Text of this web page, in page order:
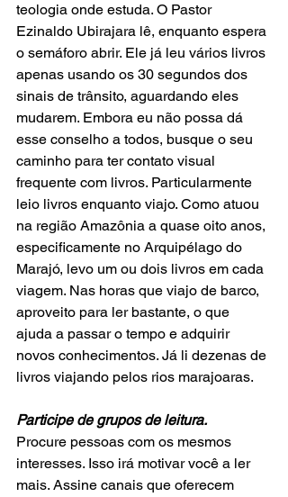
teologia onde estuda. O Pastor
Ezinaldo Ubirajara lê, enquanto espera
o semáforo abrir. Ele já leu vários livros
apenas usando os 30 segundos dos
sinais de trânsito, aguardando eles
mudarem. Embora eu não possa dá
esse conselho a todos, busque o seu
caminho para ter contato visual
frequente com livros. Particularmente
leio livros enquanto viajo. Como atuou
na região Amazônia a quase oito anos,
especificamente no Arquipélago do
Marajó, levo um ou dois livros em cada
viagem. Nas horas que viajo de barco,
aproveito para ler bastante, o que
ajuda a passar o tempo e adquirir
novos conhecimentos. Já li dezenas de
livros viajando pelos rios marajoaras.
Participe de grupos de leitura.
Procure pessoas com os mesmos
interesses. Isso irá motivar você a ler
mais. Assine canais que oferecem